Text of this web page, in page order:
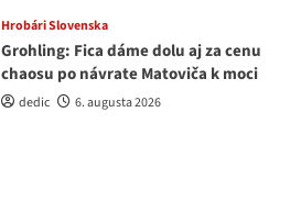
Hrobári Slovenska
Grohling: Fica dáme dolu aj za cenu
chaosu po návrate Matoviča k moci
dedic 6. augusta 2026